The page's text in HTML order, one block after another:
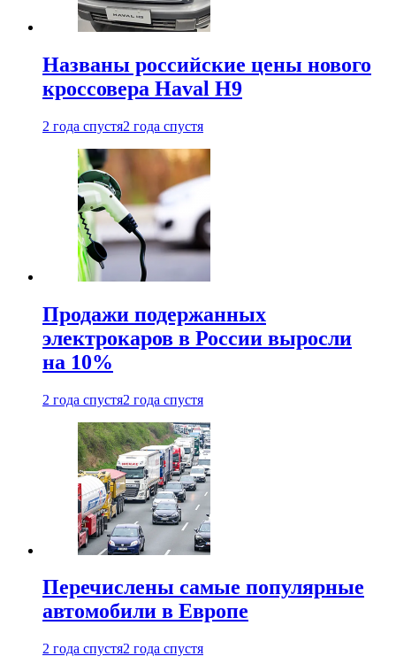
Названы российские цены нового
кроссовера Haval H9
2 года спустя2 года спустя
Продажи подержанных
электрокаров в России выросли
на 10%
2 года спустя2 года спустя
Перечислены самые популярные
автомобили в Европе
2 года спустя2 года спустя